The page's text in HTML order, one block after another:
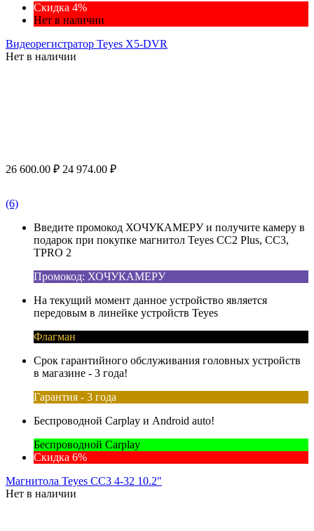
Скидка 4%
Нет в наличии
Видеорегистратор Teyes X5-DVR
Нет в наличии
26 600.00 ₽ 24 974.00 ₽
(6)
Введите промокод ХОЧУКАМЕРУ и получите камеру в
подарок при покупке магнитол Teyes CC2 Plus, CC3,
TPRO 2
Промокод: ХОЧУКАМЕРУ
На текущий момент данное устройство является
передовым в линейке устройств Teyes
Флагман
Срок гарантийного обслуживания головных устройств
в магазине - 3 года!
Гарантия - 3 года
Беспроводной Carplay и Android auto!
Беспроводной Carplay
Скидка 6%
Магнитола Teyes CC3 4-32 10.2"
Нет в наличии